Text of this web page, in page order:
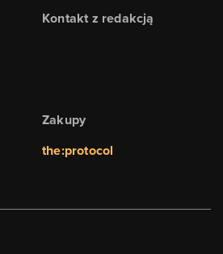
Kontakt z redakcją
Zakupy
the:protocol